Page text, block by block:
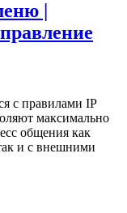
|
с правилами IP
максимально
общения как
и с внешними